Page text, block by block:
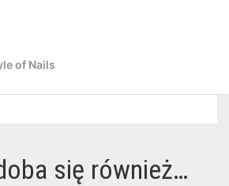
się również…